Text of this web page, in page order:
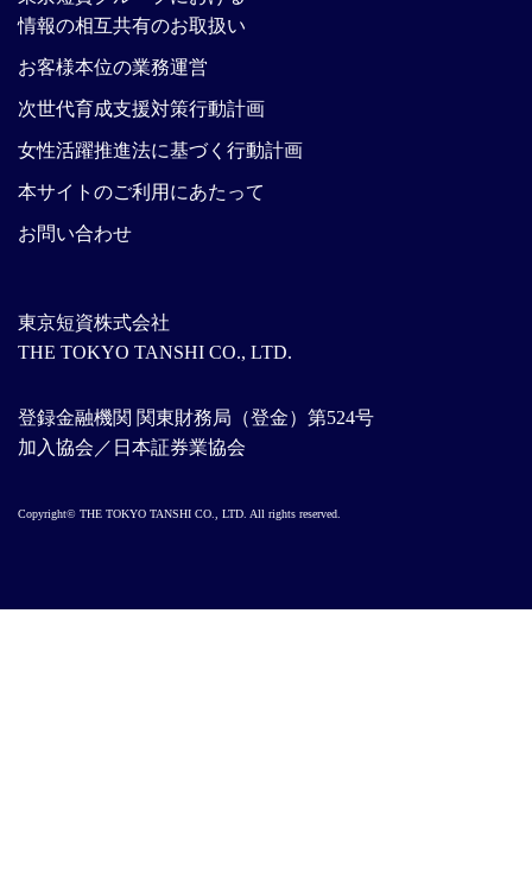
東京短資株式会社
THE TOKYO TANSHI CO., LTD.
登録金融機関 関東財務局（登金）第524号
加入協会／日本証券業協会
情報の相互共有のお取扱い
お客様本位の業務運営
次世代育成支援対策行動計画
女性活躍推進法に基づく行動計画
本サイトのご利用にあたって
お問い合わせ
Copyright© THE TOKYO TANSHI CO., LTD. All rights reserved.